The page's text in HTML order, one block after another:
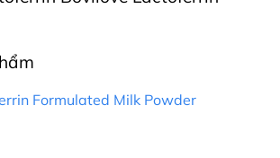
Formulated Milk Powder